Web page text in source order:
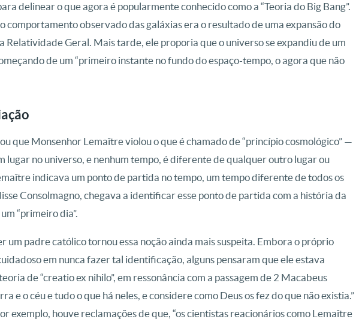
delinear o que agora é popularmente conhecido como a “Teoria do Big Bang”.
comportamento observado das galáxias era o resultado de uma expansão do
Relatividade Geral. Mais tarde, ele proporia que o universo se expandiu de um
de um “primeiro instante no fundo do espaço-tempo, o agora que não
que Monsenhor Lemaître violou o que é chamado de “princípio cosmológico” —
lugar no universo, e nenhum tempo, é diferente de qualquer outro lugar ou
indicava um ponto de partida no tempo, um tempo diferente de todos os
Consolmagno, chegava a identificar esse ponto de partida com a história da
“primeiro dia”.
um padre católico tornou essa noção ainda mais suspeita. Embora o próprio
em nunca fazer tal identificação, alguns pensaram que ele estava
de “creatio ex nihilo”, em ressonância com a passagem de 2 Macabeus
e o céu e tudo o que há neles, e considere como Deus os fez do que não existia.”
exemplo, houve reclamações de que, “os cientistas reacionários como Lemaître